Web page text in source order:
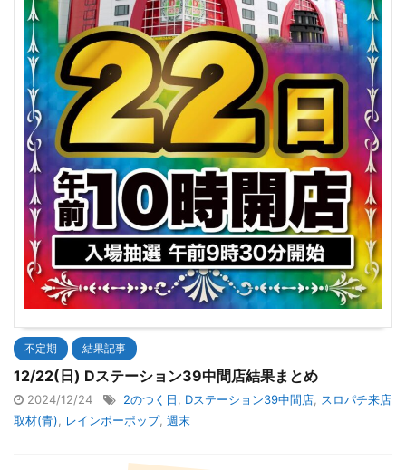
不定期 結果記事
12/22(日) Dステーション39中間店結果まとめ
2024/12/24 2のつく日 Dステーション39中間店
スロパチ来店
取材(青)
レインボーポップ, 週末